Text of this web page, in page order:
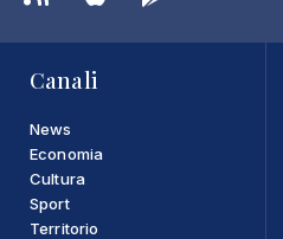
Canali
News
Economia
Cultura
Sport
Territorio